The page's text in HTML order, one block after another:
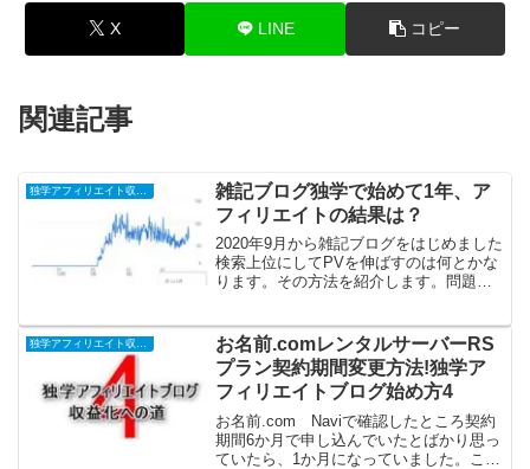
X LINE コピー
関連記事
独学アフィリエイト収益化への道
雑記ブログ独学で始めて1年、ア
フィリエイトの結果は？
2020年9月から雑記ブログをはじめました
検索上位にしてPVを伸ばすのは何とかな
ります。その方法を紹介します。問題は
た。1年経過後のアフィリエイトの成績
は？収益合計 11...
独学アフィリエイト収益化への道
お名前.comレンタルサーバーRS
プラン契約期間変更方法!独学ア
フィリエイトブログ始め方4
お名前.com Naviで確認したところ契約
期間6か月で申し込んでいたとばかり思っ
ていたら、1か月になっていました。この